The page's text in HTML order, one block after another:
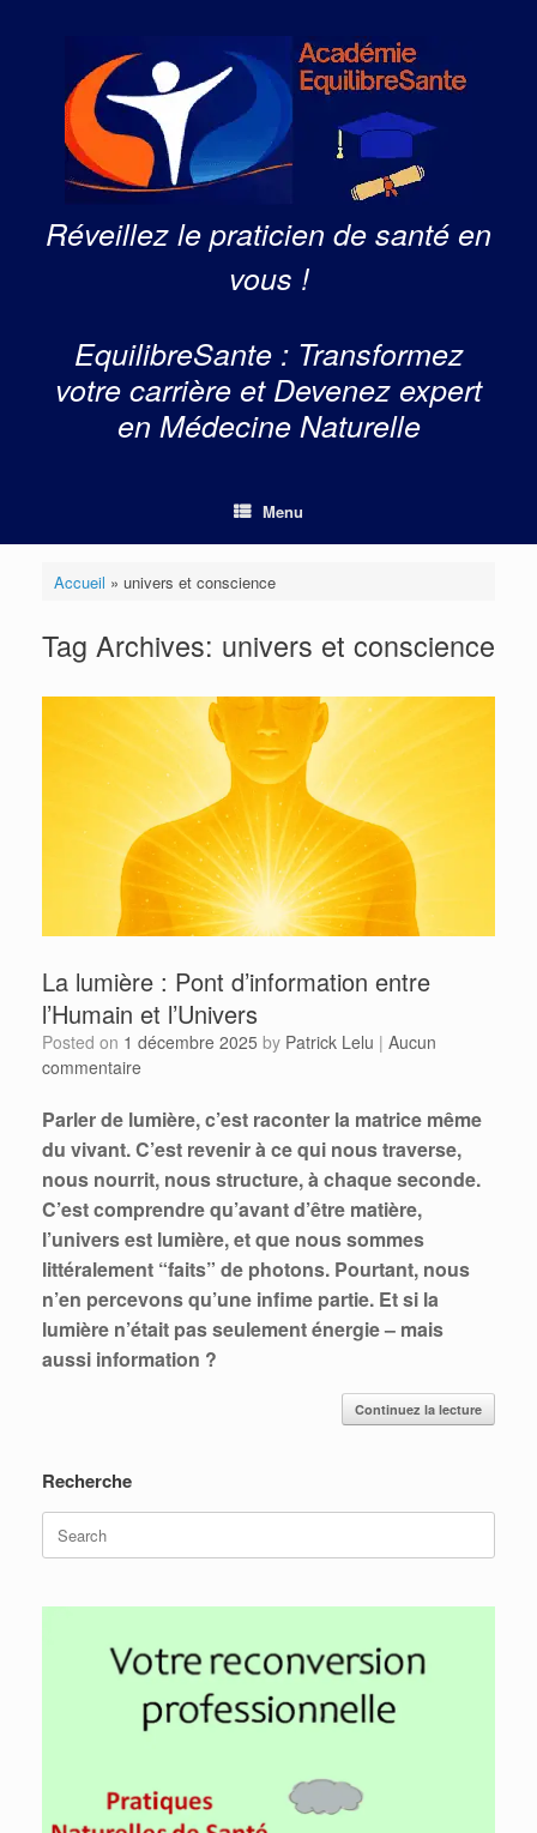
Réveillez le praticien de santé en
vous !
EquilibreSante : Transformez
votre carrière et Devenez expert
en Médecine Naturelle
Menu
Accueil » univers et conscience
Tag Archives: univers et conscience
La lumière : Pont d’information entre
l’Humain et l’Univers
Posted on 1 décembre 2025 by Patrick Lelu | Aucun
commentaire
Parler de lumière, c’est raconter la matrice même
du vivant. C’est revenir à ce qui nous traverse,
nous nourrit, nous structure, à chaque seconde.
C’est comprendre qu’avant d’être matière,
l’univers est lumière, et que nous sommes
littéralement “faits” de photons. Pourtant, nous
n’en percevons qu’une infime partie. Et si la
lumière n’était pas seulement énergie – mais
aussi information ?
Continuez la lecture
Recherche
Search
for: